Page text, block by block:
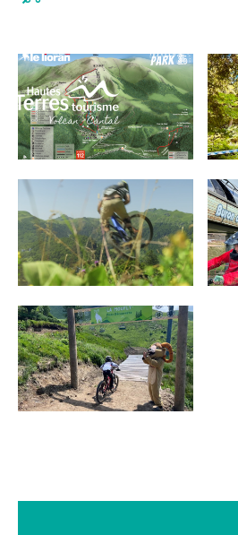
PLEINE
VISITES ET